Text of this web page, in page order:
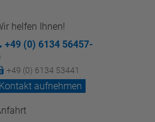
helfen Ihnen!
+49 (0) 6134 56457-
+49 (0) 6134 53441
Kontakt aufnehmen